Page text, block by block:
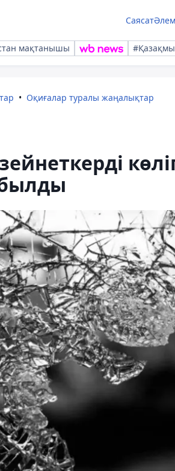
СаясатӘлем
мақтанышы
Оқиғалар туралы жаңалықтар